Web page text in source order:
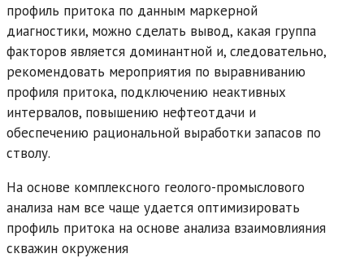
профиль притока по данным маркерной
диагностики, можно сделать вывод, какая группа
факторов является доминантной и, следовательно,
рекомендовать мероприятия по выравниванию
профиля притока, подключению неактивных
интервалов, повышению нефтеотдачи и
обеспечению рациональной выработки запасов по
стволу.
На основе комплексного геолого-промыслового
анализа нам все чаще удается оптимизировать
профиль притока на основе анализа взаимовлияния
скважин окружения